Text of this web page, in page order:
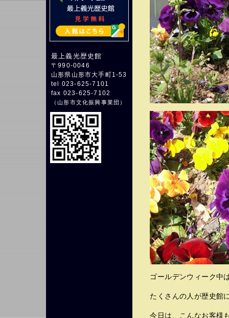
最上義光歴史館
〒990-0046
山形県山形市大手町1-53
tel 023-625-7101
fax 023-625-7102
（山形市文化振興事業団 ）
ゴールデンウィーク中
たくさんの人が歴史館
今日は、こんなお客様